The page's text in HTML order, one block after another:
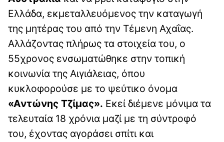
Ελλάδα, εκμεταλλευόμενος την καταγωγή
της μητέρας του από την Τέμενη Αχαΐας.
Αλλάζοντας πλήρως τα στοιχεία του, ο
55χρονος ενσωματώθηκε στην τοπική
κοινωνία της Αιγιάλειας, όπου
κυκλοφορούσε με το ψεύτικo όνομα
«Αντώνης Τζίμας». Εκεί διέμενε μόνιμα τα
τελευταία 18 χρόνια μαζί με τη σύντροφό
του, έχοντας αγοράσει σπίτι και